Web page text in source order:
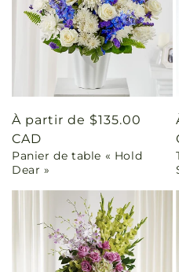
Prix
habituel
À partir de $135.00
CAD
Panier de table « Hold
Dear »